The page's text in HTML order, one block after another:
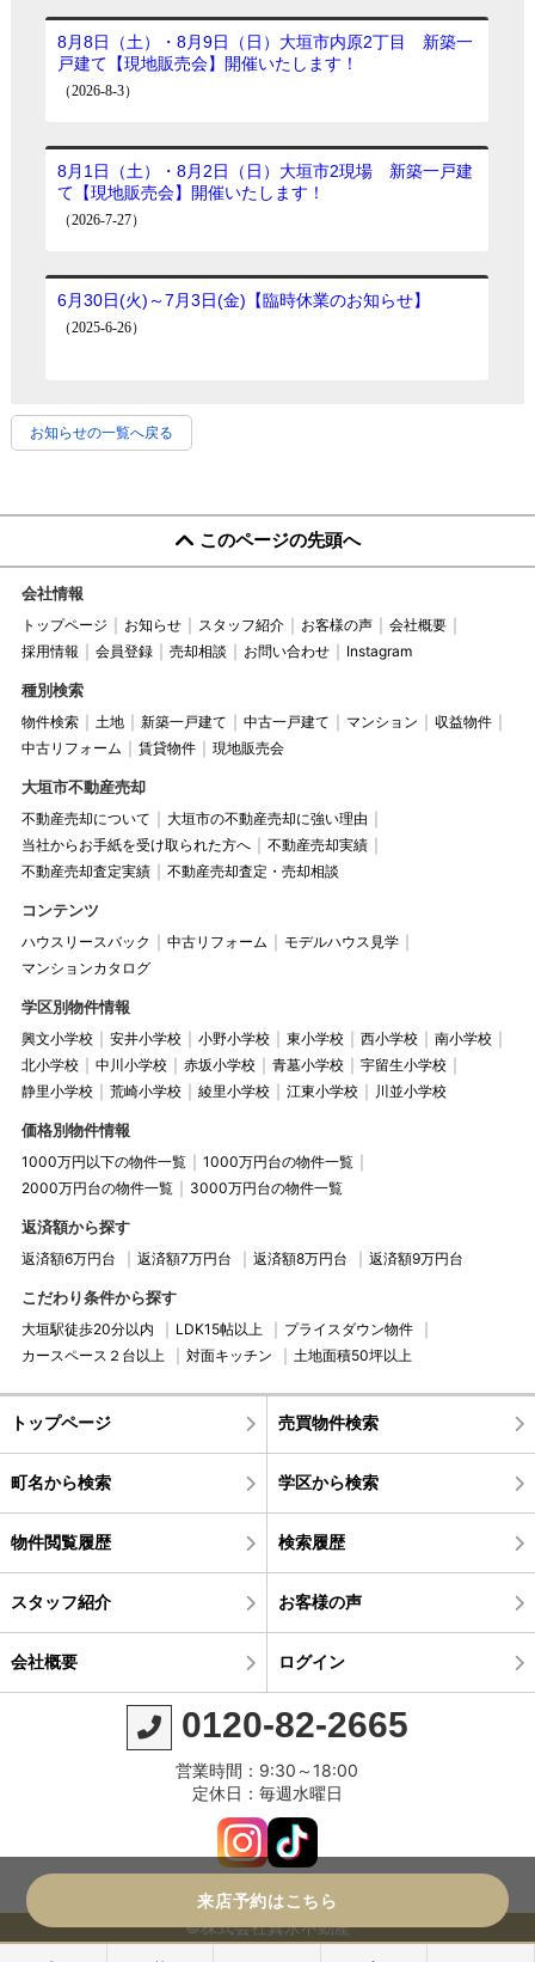
お知らせの一覧へ戻る
このページの先頭へ
会社情報
トップページ お知らせ スタッフ紹介 お客様の声
会社概要
採用情報
会員登録 売却相談 お問い合わせ Instagram
種別検索
物件検索 土地 新築一戸建て 中古一戸建て マンション
収益物件
中古リフォーム
賃貸物件 現地販売会
大垣市不動産売却
不動産売却について
大垣市の不動産売却に強い理由
当社からお手紙を受け取られた方へ
不動産売却実績
不動産売却査定実績
不動産売却査定・売却相談
コンテンツ
ハウスリースバック 中古リフォーム
モデルハウス見学
マンションカタログ
学区別物件情報
興文小学校 安井小学校 小野小学校 東小学校 西小学校
南小学校
北小学校
中川小学校 赤坂小学校 青墓小学校
宇留生小学校
静里小学校
荒崎小学校 綾里小学校 江東小学校 川並小学校
価格別物件情報
1000万円以下の物件一覧
1000万円台の物件一覧
2000万円台の物件一覧
3000万円台の物件一覧
返済額から探す
返済額6万円台 返済額7万円台 返済額8万円台 返済額9万円台
こだわり条件から探す
大垣駅徒歩20分以内 LDK15帖以上
プライスダウン物件
カースペース２台以上
対面キッチン 土地面積50坪以上
トップページ 売買物件検索
町名から検索 学区から検索
物件閲覧履歴 検索履歴
スタッフ紹介 お客様の声
会社概要 ログイン
0120-82-2665
営業時間：9:30～18:00
定休日：毎週水曜日
©株式会社真永不動産
来店予約はこちら